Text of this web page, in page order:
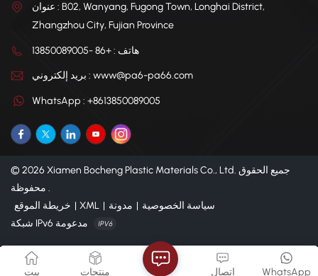
عنوان : B02, Wanyang, Fugong Town, Longhai District,
Zhangzhou City, Fujian Province
هاتف : +86 -13850089005
بريد إلكتروني : www@pa6-pa66.com
WhatsApp : +8613850089005
© 2026 Xiamen Bocheng Plastic Materials Co., Ltd. جميع الحقوق
محفوظة .
خريطة الموقع | XML | مدونة | سياسة الخصوصية
بيت منتجات WhatsApp اتصال